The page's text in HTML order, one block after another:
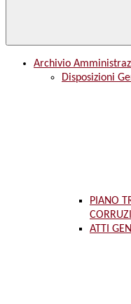
Archivio
Disposizioni
PIANO
ATTI